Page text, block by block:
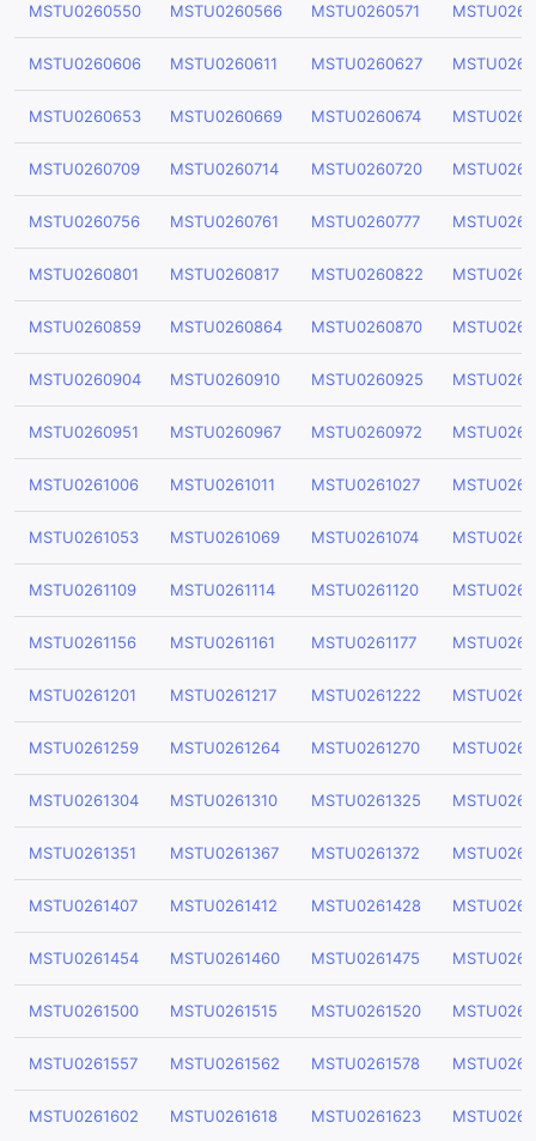
MSTU0260550 MSTU0260566 MSTU0260571
MSTU0260606 MSTU0260611 MSTU0260627
MSTU0260653 MSTU0260669 MSTU0260674
MSTU0260709 MSTU0260714 MSTU0260720
MSTU0260756 MSTU0260761 MSTU0260777
MSTU0260801 MSTU0260817 MSTU0260822
MSTU0260859 MSTU0260864 MSTU0260870
MSTU0260904 MSTU0260910 MSTU0260925
MSTU0260951 MSTU0260967 MSTU0260972
MSTU0261006 MSTU0261011 MSTU0261027
MSTU0261053 MSTU0261069 MSTU0261074
MSTU0261109 MSTU0261114 MSTU0261120
MSTU0261156 MSTU0261161 MSTU0261177
MSTU0261201 MSTU0261217 MSTU0261222
MSTU0261259 MSTU0261264 MSTU0261270
MSTU0261304 MSTU0261310 MSTU0261325
MSTU0261351 MSTU0261367 MSTU0261372
MSTU0261407 MSTU0261412 MSTU0261428
MSTU0261454 MSTU0261460 MSTU0261475
MSTU0261500 MSTU0261515 MSTU0261520
MSTU0261557 MSTU0261562 MSTU0261578
MSTU0261602 MSTU0261618 MSTU0261623